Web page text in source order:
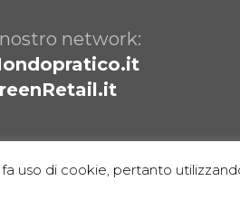
network:
uso di cookie, pertanto